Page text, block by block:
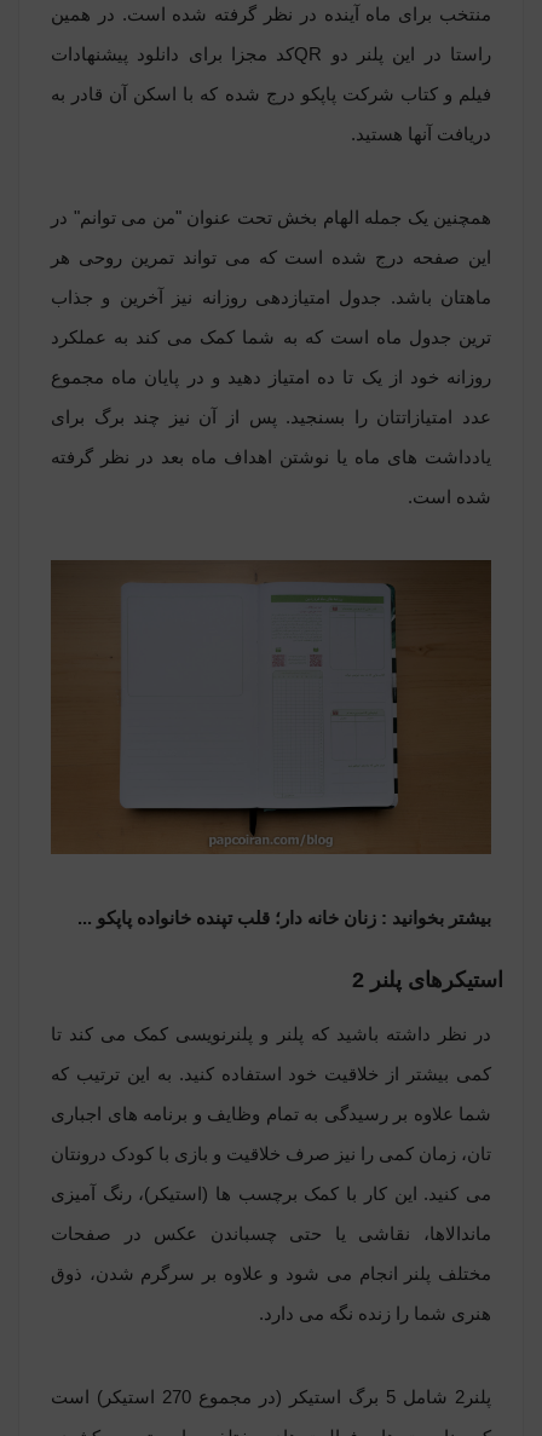
منتخب برای ماه آینده در نظر گرفته شده است. در همین
راستا در این پلنر دو QRکد مجزا برای دانلود پیشنهادات
فیلم و کتاب شرکت پاپکو درج شده که با اسکن آن قادر به
دریافت آنها هستید.
همچنین یک جمله الهام بخش تحت عنوان "من می توانم" در
این صفحه درج شده است که می تواند تمرین روحی هر
ماهتان باشد. جدول امتیازدهی روزانه نیز آخرین و جذاب
ترین جدول ماه است که به شما کمک می کند به عملکرد
روزانه خود از یک تا ده امتیاز دهید و در پایان ماه مجموع
عدد امتیازاتتان را بسنجید. پس از آن نیز چند برگ برای
یادداشت های ماه یا نوشتن اهداف ماه بعد در نظر گرفته
شده است.
بیشتر بخوانید : زنان خانه دار؛ قلب تپنده خانواده پاپکو ...
استیکرهای پلنر 2
در نظر داشته باشید که پلنر و پلنرنویسی کمک می کند تا
کمی بیشتر از خلاقیت خود استفاده کنید. به این ترتیب که
شما علاوه بر رسیدگی به تمام وظایف و برنامه های اجباری
تان، زمان کمی را نیز صرف خلاقیت و بازی با کودک درونتان
می کنید. این کار با کمک برچسب ها (استیکر)، رنگ آمیزی
ماندالاها، نقاشی یا حتی چسباندن عکس در صفحات
مختلف پلنر انجام می شود و علاوه بر سرگرم شدن، ذوق
هنری شما را زنده نگه می دارد.
پلنر2 شامل 5 برگ استیکر (در مجموع 270 استیکر) است